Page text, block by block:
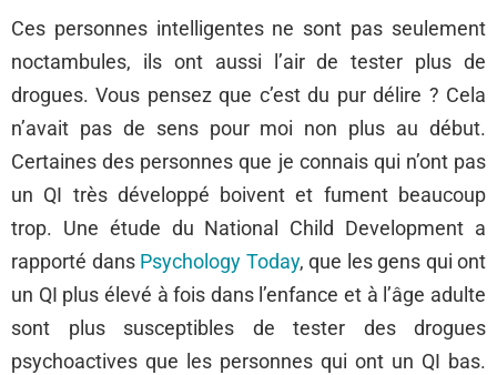
Ces personnes intelligentes ne sont pas seulement
noctambules, ils ont aussi l’air de tester plus de
drogues. Vous pensez que c’est du pur délire ? Cela
n’avait pas de sens pour moi non plus au début.
Certaines des personnes que je connais qui n’ont pas
un QI très développé boivent et fument beaucoup
trop. Une étude du National Child Development a
rapporté dans Psychology Today, que les gens qui ont
un QI plus élevé à fois dans l’enfance et à l’âge adulte
sont plus susceptibles de tester des drogues
psychoactives que les personnes qui ont un QI bas.